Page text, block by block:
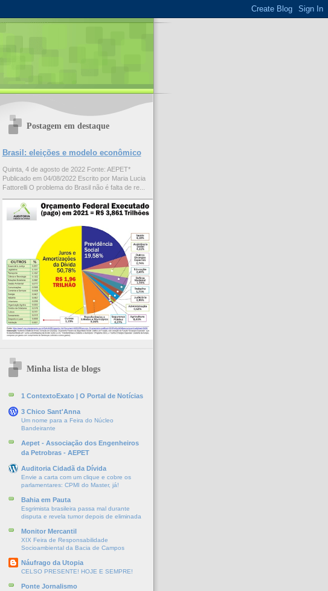
Postagem em destaque
Brasil: eleições e modelo econômico
Quinta, 4 de agosto de 2022 Fonte: AEPET*
Publicado em 04/08/2022 Escrito por Maria Lucia
Fattorelli O problema do Brasil não é falta de re...
Minha lista de blogs
1 ContextoExato | O Portal de Notícias
3 Chico Sant'Anna
Um nome para a Feira do Núcleo
Bandeirante
Aepet - Associação dos Engenheiros
da Petrobras - AEPET
Auditoria Cidadã da Dívida
Envie a carta com um clique e cobre os
parlamentares: CPMI do Master, já!
Bahia em Pauta
Esgrimista brasileira passa mal durante
disputa e revela tumor depois de eliminada
Monitor Mercantil
XIX Feira de Responsabilidade
Socioambiental da Bacia de Campos
Náufrago da Utopia
CELSO PRESENTE! HOJE E SEMPRE!
Ponte Jornalismo